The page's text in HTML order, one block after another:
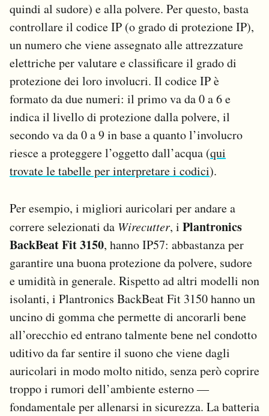
quindi al sudore) e alla polvere. Per questo, basta
controllare il codice IP (o grado di protezione IP),
un numero che viene assegnato alle attrezzature
elettriche per valutare e classificare il grado di
protezione dei loro involucri. Il codice IP è
formato da due numeri: il primo va da 0 a 6 e
indica il livello di protezione dalla polvere, il
secondo va da 0 a 9 in base a quanto l’involucro
riesce a proteggere l’oggetto dall’acqua (qui
trovate le tabelle per interpretare i codici).
Per esempio, i migliori auricolari per andare a
correre selezionati da Wirecutter, i Plantronics
BackBeat Fit 3150, hanno IP57: abbastanza per
garantire una buona protezione da polvere, sudore
e umidità in generale. Rispetto ad altri modelli non
isolanti, i Plantronics BackBeat Fit 3150 hanno un
uncino di gomma che permette di ancorarli bene
all’orecchio ed entrano talmente bene nel condotto
uditivo da far sentire il suono che viene dagli
auricolari in modo molto nitido, senza però coprire
troppo i rumori dell’ambiente esterno ―
fondamentale per allenarsi in sicurezza. La batteria